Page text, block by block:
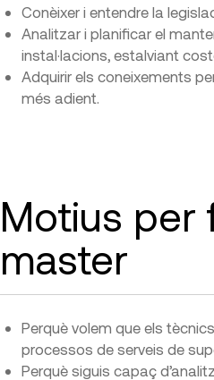
Conèixer i entendre la
Analitzar i planificar el
instal·lacions, estalviant
Adquirir els coneixements
més adient.
Motius per
Perquè volem que els
processos de serveis de
Perquè siguis capaç